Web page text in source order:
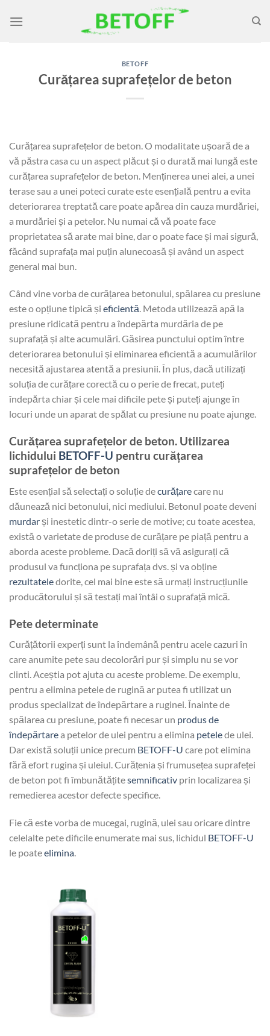
BETOFF
Curățarea suprafețelor de beton
Curățarea suprafețelor de beton. O modalitate ușoară de a
vă păstra casa cu un aspect plăcut și o durată mai lungă este
curățarea suprafețelor de beton. Menținerea unei alei, a unei
terase sau a unei poteci curate este esențială pentru a evita
deteriorarea treptată care poate apărea din cauza murdăriei,
a murdăriei și a petelor. Nu numai că vă poate face
proprietatea să arate mai bine, dar o poate face și mai sigură,
făcând suprafața mai puțin alunecoasă și având un aspect
general mai bun.
Când vine vorba de curățarea betonului, spălarea cu presiune
este o opțiune tipică și eficientă. Metoda utilizează apă la
presiune ridicată pentru a îndepărta murdăria de pe
suprafață și alte acumulări. Găsirea punctului optim între
deteriorarea betonului și eliminarea eficientă a acumulărilor
necesită ajustarea atentă a presiunii. În plus, dacă utilizați
soluția de curățare corectă cu o perie de frecat, puteți
îndepărta chiar și cele mai dificile pete și puteți ajunge în
locuri unde un aparat de spălat cu presiune nu poate ajunge.
Curățarea suprafețelor de beton. Utilizarea
lichidului BETOFF-U pentru curățarea
suprafețelor de beton
Este esențial să selectați o soluție decurățarecare nu
dăunează nici betonului, nici mediului. Betonul poate deveni
murdarși inestetic dintr-o serie de motive; cu toate acestea,
există o varietate de produse de curățare pe piață pentru a
aborda aceste probleme. Dacă doriți să vă asigurați că
produsul va funcționa pe suprafața dvs. și va obține
rezultateledorite, cel mai bine este să urmați instrucțiunile
producătorului și să testați mai întâi o suprafață mică.
Pete determinate
Curățătorii experți sunt la îndemână pentru acele cazuri în
care anumite pete sau decolorări pur și simplu nu se vor
clinti. Aceștia pot ajuta cu aceste probleme. De exemplu,
pentru a elimina petele de rugină ar putea fi utilizat un
produs specializat de îndepărtare a ruginei. Înainte de
spălarea cu presiune, poate fi necesar un produs de
îndepărtarea petelor de ulei pentru a elimina petelede ulei.
Dar există soluții unice precum BETOFF-U care pot elimina
fără efort rugina și uleiul. Curățenia și frumusețea suprafeței
de beton pot fi îmbunătățitesemnificativ prin localizarea și
remedierea acestor defecte specifice.
Fie că este vorba de mucegai, rugină, ulei sau oricare dintre
celelalte pete dificile enumerate mai sus, lichidul BETOFF-U
le poateelimina.